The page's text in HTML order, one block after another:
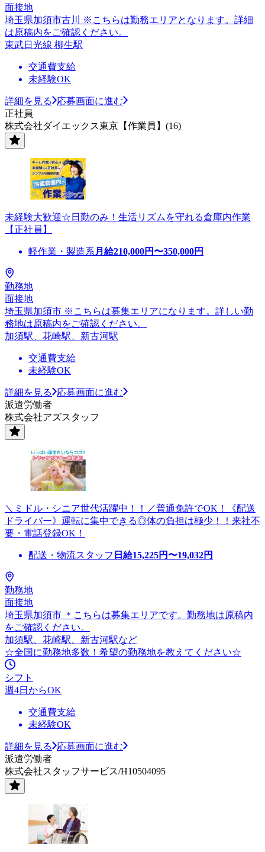
面接地
埼玉県加須市古川 ※こちらは勤務エリアとなります。詳細
は原稿内をご確認ください。
東武日光線 柳生駅
交通費支給
未経験OK
詳細を見る
応募画面に進む
正社員
株式会社ダイエックス東京【作業員】(16)
未経験大歓迎☆日勤のみ！生活リズムを守れる倉庫内作業
【正社員】
軽作業・製造系 月給210,000円〜350,000円
勤務地
面接地
埼玉県加須市 ※こちらは募集エリアになります。詳しい勤
務地は原稿内をご確認ください。
加須駅、花崎駅、新古河駅
交通費支給
未経験OK
詳細を見る
応募画面に進む
派遣労働者
株式会社アズスタッフ
＼ミドル・シニア世代活躍中！！／普通免許でOK！《配送
ドライバー》運転に集中できる◎体の負担は極少！！来社不
要・電話登録OK！
配送・物流スタッフ 日給15,225円〜19,032円
勤務地
面接地
埼玉県加須市 ＊こちらは募集エリアです。勤務地は原稿内
をご確認ください。
加須駅、花崎駅、新古河駅など
☆全国に勤務地多数！希望の勤務地を教えてください☆
シフト
週4日からOK
交通費支給
未経験OK
詳細を見る
応募画面に進む
派遣労働者
株式会社スタッフサービス/H10504095